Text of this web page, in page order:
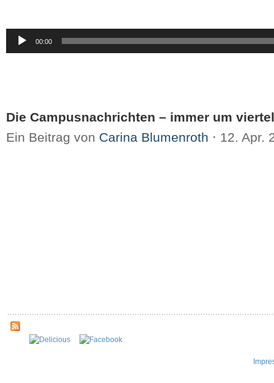
Audio-
Player
00:00
Die Campusnachrichten – immer um
Ein Beitrag von Carina Blumenroth ⋅ 12. Apr.